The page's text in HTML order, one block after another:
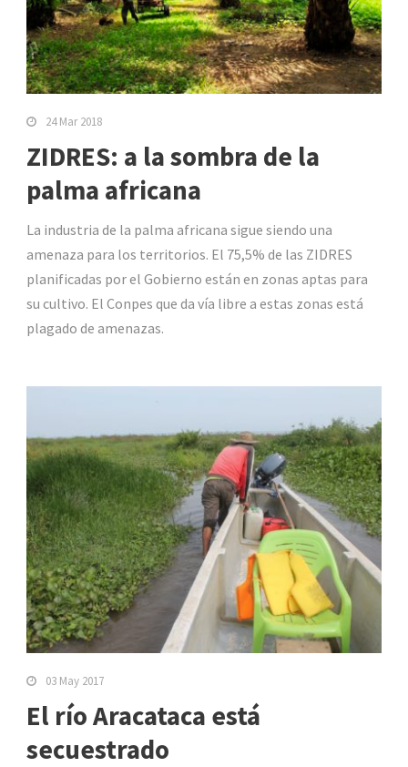
24 Mar 2018
ZIDRES: a la sombra de la
palma africana
La industria de la palma africana sigue siendo una
amenaza para los territorios. El 75,5% de las ZIDRES
planificadas por el Gobierno están en zonas aptas para
su cultivo. El Conpes que da vía libre a estas zonas está
plagado de amenazas.
03 May 2017
El río Aracataca está
secuestrado